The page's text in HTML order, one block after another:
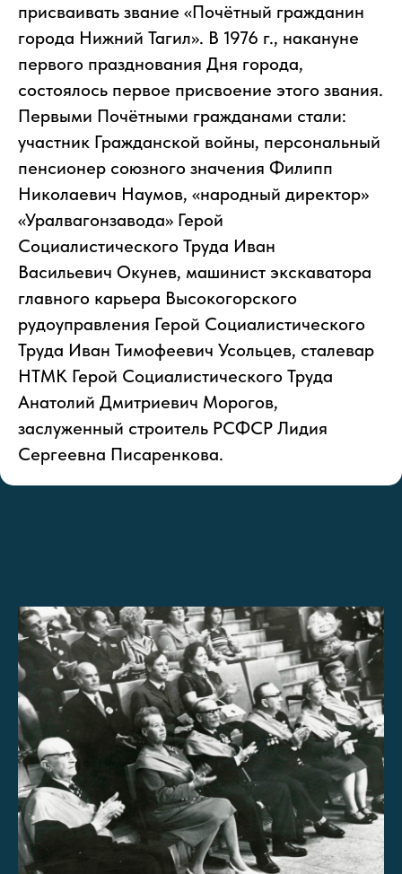
присваивать звание «Почётный гражданин
города Нижний Тагил». В 1976 г., накануне
первого празднования Дня города,
состоялось первое присвоение этого звания.
Первыми Почётными гражданами стали:
участник Гражданской войны, персональный
пенсионер союзного значения Филипп
Николаевич Наумов, «народный директор»
«Уралвагонзавода» Герой
Социалистического Труда Иван
Васильевич Окунев, машинист экскаватора
главного карьера Высокогорского
рудоуправления Герой Социалистического
Труда Иван Тимофеевич Усольцев, сталевар
НТМК Герой Социалистического Труда
Анатолий Дмитриевич Морогов,
заслуженный строитель РСФСР Лидия
Сергеевна Писаренкова.